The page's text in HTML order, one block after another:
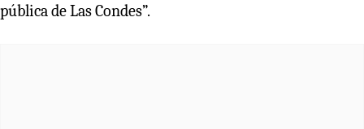
pública de Las Condes”.